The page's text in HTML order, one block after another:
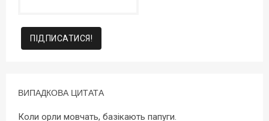
ВИПАДКОВА ЦИТАТА
Коли орли мовчать, базікають папуги.